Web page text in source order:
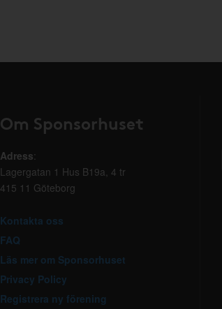
Om Sponsorhuset
Adress:
Lagergatan 1 Hus B19a, 4 tr
415 11 Göteborg
Kontakta oss
FAQ
Läs mer om Sponsorhuset
Privacy Policy
Registrera ny förening